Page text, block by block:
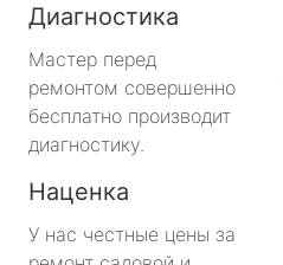
Диагностика
Мастер перед
ремонтом совершенно
бесплатно производит
диагностику.
Наценка
У нас честные цены за